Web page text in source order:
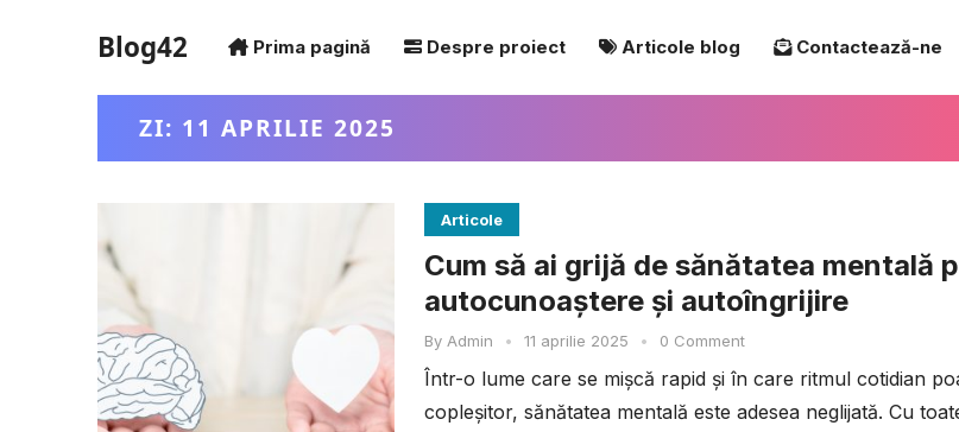
Blog42 Prima pagină Despre proiect Articole blog Contactează-ne
ZI: 11 APRILIE 2025
Articole
Cum să ai grijă de sănătatea mentală
autocunoaștere și autoîngrijire
By Admin • 11 aprilie 2025 • 0 Comment
Într-o lume care se mișcă rapid și în care ritmul cotidian
copleșitor, sănătatea mentală este adesea neglijată. Cu